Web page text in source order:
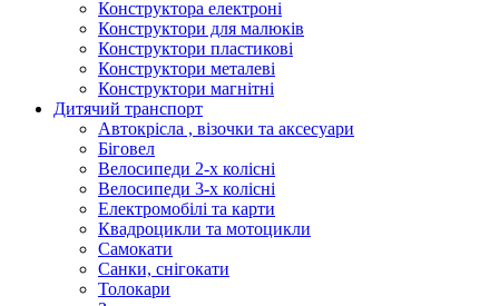
Конструктора електроні
Конструктори для малюків
Конструктори пластикові
Конструктори металеві
Конструктори магнітні
Дитячий транспорт
Автокрісла , візочки та аксесуари
Біговел
Велосипеди 2-х колісні
Велосипеди 3-х колісні
Електромобілі та карти
Квадроцикли та мотоцикли
Самокати
Санки, снігокати
Толокари